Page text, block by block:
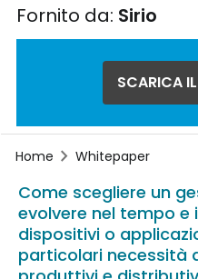
Fornito da: Sirio
SCARICA
Home Whitepaper
Come scegliere un
evolvere nel tempo
dispositivi o
particolari necessità